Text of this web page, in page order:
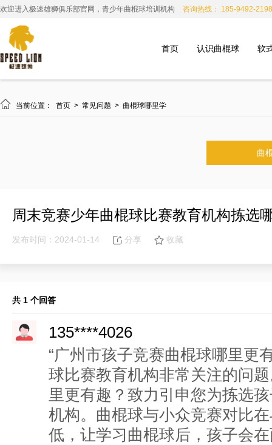
欢迎进入极速雄狮俱乐部官网，青少年曲棍球培训机构 咨询热线： 185-9492-2198
首页 认识曲棍球 软
 当前位置： 首页 > 常见问题 > 曲棍球哪里学
曲
周末竞赛少年曲棍球比赛教育机构拣选
发布时间：2024-01-14 分享 收藏
共 1 个回答
135****4026
“广州市孩子竞赛曲棍球哪里更
球比赛教育机构非常关注的问
里更有趣？致力引申您为拣选
机构。曲棍球与小众竞赛对比
低，让学习曲棍球后，孩子会